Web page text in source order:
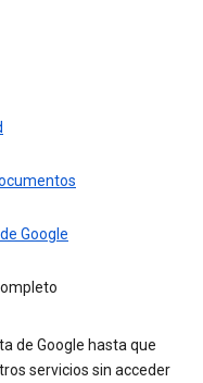
Google
de Google hasta que
servicios sin acceder